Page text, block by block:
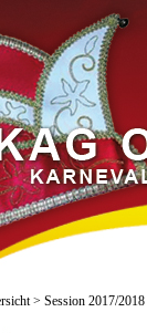
> Session 2017/2018